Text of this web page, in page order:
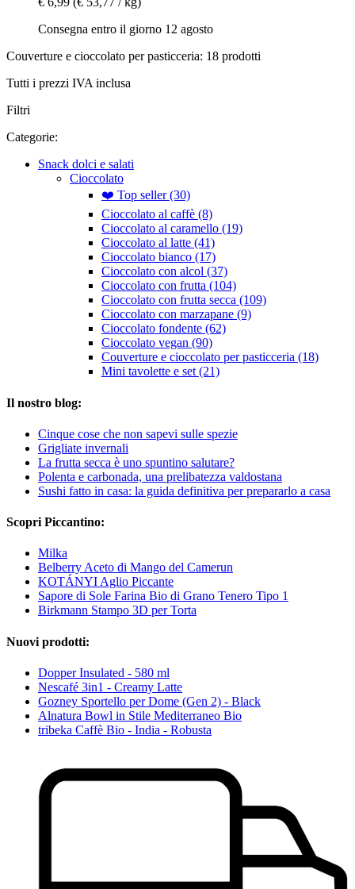
Consegna entro il giorno 12 agosto
Couverture e cioccolato per pasticceria: 18 prodotti
Tutti i prezzi IVA inclusa
Filtri
Categorie:
Snack dolci e salati
Cioccolato
❤️ Top seller (30)
Cioccolato al caffè (8)
Cioccolato al caramello (19)
Cioccolato al latte (41)
Cioccolato bianco (17)
Cioccolato con alcol (37)
Cioccolato con frutta (104)
Cioccolato con frutta secca (109)
Cioccolato con marzapane (9)
Cioccolato fondente (62)
Cioccolato vegan (90)
Couverture e cioccolato per pasticceria (18)
Mini tavolette e set (21)
Il nostro blog:
Cinque cose che non sapevi sulle spezie
Grigliate invernali
La frutta secca è uno spuntino salutare?
Polenta e carbonada, una prelibatezza valdostana
Sushi fatto in casa: la guida definitiva per prepararlo a casa
Scopri Piccantino:
Milka
Belberry Aceto di Mango del Camerun
KOTÁNYI Aglio Piccante
Sapore di Sole Farina Bio di Grano Tenero Tipo 1
Birkmann Stampo 3D per Torta
Nuovi prodotti:
Dopper Insulated - 580 ml
Nescafé 3in1 - Creamy Latte
Gozney Sportello per Dome (Gen 2) - Black
Alnatura Bowl in Stile Mediterraneo Bio
tribeka Caffè Bio - India - Robusta